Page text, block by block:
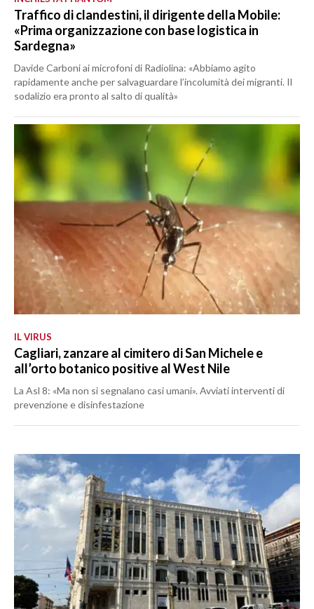
Traffico di clandestini, il dirigente della Mobile:
«Prima organizzazione con base logistica in
Sardegna»
Davide Carboni ai microfoni di Radiolina: «Abbiamo agito
rapidamente anche per salvaguardare l’incolumità dei migranti. Il
sodalizio era pronto al salto di qualità»
IL VIRUS
Cagliari, zanzare al cimitero di San Michele e
all’orto botanico positive al West Nile
La Asl 8: «Ma non si segnalano casi umani». Avviati interventi di
prevenzione e disinfestazione